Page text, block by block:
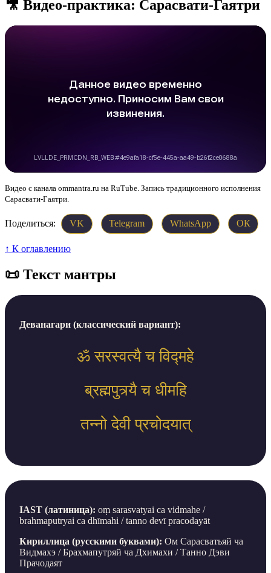
🎥 Видео-практика: Сарасвати-Гаятри
Видео с канала ommantra.ru на RuTube. Запись традиционного исполнения
Сарасвати-Гаятри.
Поделиться: VK Telegram WhatsApp ОК
↑ К оглавлению
📜 Текст мантры
Деванагари (классический вариант):
ॐ सरस्वत्यै च विद्महे
ब्रह्मपुत्र्यै च धीमहि
तन्नो देवी प्रचोदयात्
IAST (латиница): oṃ sarasvatyai ca vidmahe /
brahmaputryai ca dhīmahi / tanno devī pracodayāt
Кириллица (русскими буквами): Ом Сарасватьяй ча
Видмахэ / Брахмапутряй ча Дхимахи / Танно Дэви
Прачодаят